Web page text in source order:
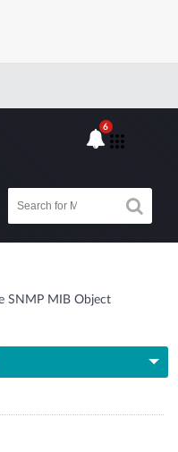
6
SNMP MIB Object